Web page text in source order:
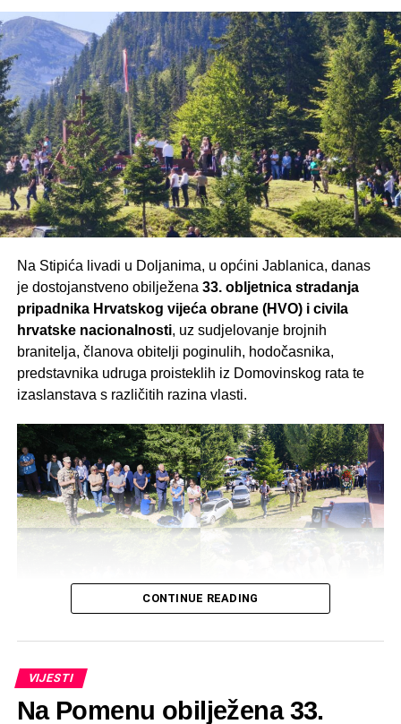
Na Stipića livadi u Doljanima, u općini Jablanica, danas
je dostojanstveno obilježena 33. obljetnica stradanja
pripadnika Hrvatskog vijeća obrane (HVO) i civila
hrvatske nacionalnosti, uz sudjelovanje brojnih
branitelja, članova obitelji poginulih, hodočasnika,
predstavnika udruga proisteklih iz Domovinskog rata te
izaslanstava s različitih razina vlasti.
CONTINUE READING
VIJESTI
Na Pomenu obilježena 33.